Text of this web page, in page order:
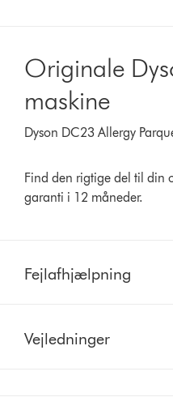
Originale
maskine
Dyson DC23 Allergy
Find den rigtige del til din
garanti i 12 måneder.
Fejlafhjælpning
Vejledninger